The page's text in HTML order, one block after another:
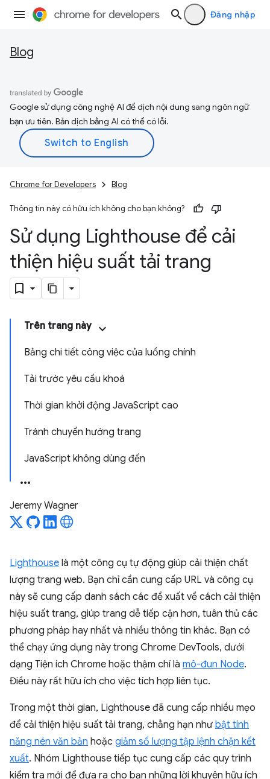
Đăng nhập
Blog
Google sử dụng công nghệ AI để dịch nội dung sang ngôn ngữ
bạn ưu tiên. Bản dịch bằng AI có thể có lỗi.
Chrome for Developers Blog
Thông tin này có hữu ích không cho bạn không?
Sử dụng Lighthouse để cải
thiện hiệu suất tải trang
Trên trang này
Bảng chi tiết công việc của luồng chính
Tải trước yêu cầu khoá
Thời gian khởi động JavaScript cao
Tránh chuyển hướng trang
JavaScript không dùng đến
Jeremy Wagner
Lighthouse là một công cụ tự động giúp cải thiện chất
lượng trang web. Bạn chỉ cần cung cấp URL và công cụ
này sẽ cung cấp danh sách các đề xuất về cách cải thiện
hiệu suất trang, giúp trang dễ tiếp cận hơn, tuân thủ các
phương pháp hay nhất và nhiều thông tin khác. Bạn có
thể chạy ứng dụng này trong Chrome DevTools, dưới
dạng Tiện ích Chrome hoặc thậm chí là mô-đun Node.
Điều này rất hữu ích cho việc tích hợp liên tục.
Trong một thời gian, Lighthouse đã cung cấp nhiều mẹo
để cải thiện hiệu suất tải trang, chẳng hạn như bật tính
năng nén văn bản hoặc giảm số lượng tập lệnh chặn kết
xuất. Nhóm Lighthouse tiếp tục cung cấp các quy trình
kiểm tra mới để đưa ra cho bạn những lời khuyên hữu ích